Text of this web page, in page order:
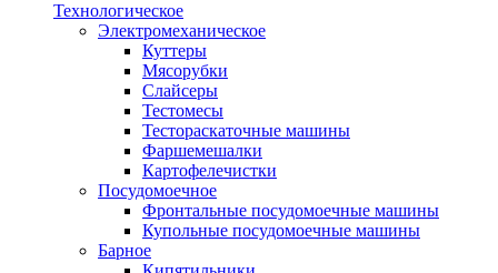
Технологическое
Электромеханическое
Куттеры
Мясорубки
Слайсеры
Тестомесы
Тестораскаточные машины
Фаршемешалки
Картофелечистки
Посудомоечное
Фронтальные посудомоечные машины
Купольные посудомоечные машины
Барное